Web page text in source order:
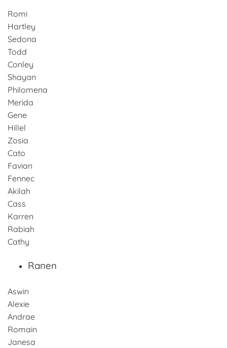
Romi
Hartley
Sedona
Todd
Conley
Shayan
Philomena
Merida
Gene
Hillel
Zosia
Cato
Favian
Fennec
Akilah
Cass
Karren
Rabiah
Cathy
Ranen
Aswin
Alexie
Andrae
Romain
Janesa